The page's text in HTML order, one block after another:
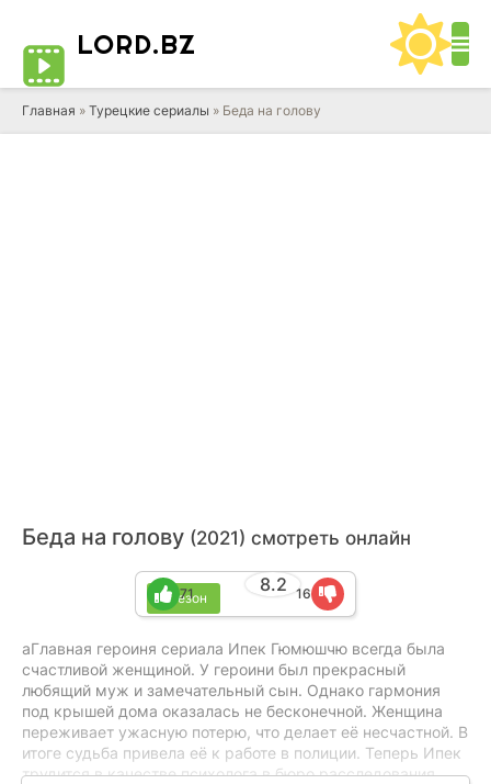
LORD.BZ
Главная » Турецкие сериалы » Беда на голову
Беда на голову (2021) смотреть онлайн
1 сезон
8.2
71 16
aГлавная героиня сериала Ипек Гюмюшчю всегда была
счастливой женщиной. У героини был прекрасный
любящий муж и замечательный сын. Однако гармония
под крышей дома оказалась не бесконечной. Женщина
переживает ужасную потерю, что делает её несчастной. В
итоге судьба привела её к работе в полиции. Теперь Ипек
трудится в качестве психолога в бюро расследования